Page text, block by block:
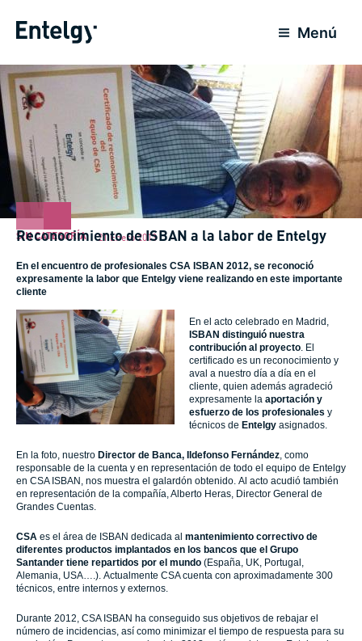
Menú
SIN CATEGORÍA 21 Enero 2013
Reconocimiento de ISBAN a la labor de Entelgy
En el encuentro de profesionales CSA ISBAN 2012, se reconoció
expresamente la labor que Entelgy viene realizando en este importante
cliente
En el acto celebrado en Madrid,
ISBAN distinguió nuestra
contribución al proyecto. El
certificado es un reconocimiento y
aval a nuestro día a día en el
cliente, quien además agradeció
expresamente la aportación y
esfuerzo de los profesionales y
técnicos de Entelgy asignados.
En la foto, nuestro Director de Banca, Ildefonso Fernández, como
responsable de la cuenta y en representación de todo el equipo de Entelgy
en CSA ISBAN, nos muestra el galardón obtenido. Al acto acudió también
en representación de la compañía, Alberto Heras, Director General de
Grandes Cuentas.
CSA es el área de ISBAN dedicada al mantenimiento correctivo de
diferentes productos implantados en los bancos que el Grupo
Santander tiene repartidos por el mundo (España, UK, Portugal,
Alemania, USA….). Actualmente CSA cuenta con aproximadamente 300
técnicos, entre internos y externos.
Durante 2012, CSA ISBAN ha conseguido sus objetivos de rebajar el
número de incidencias, así como minimizar el tiempo de respuesta para su